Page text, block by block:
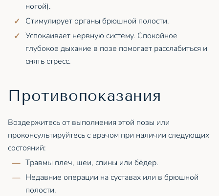
ногой).
Стимулирует органы брюшной полости.
Успокаивает нервную систему. Спокойное
глубокое дыхание в позе помогает расслабиться и
снять стресс.
Противопоказания
Воздержитесь от выполнения этой позы или
проконсультируйтесь с врачом при наличии следующих
состояний:
Травмы плеч, шеи, спины или бёдер.
Недавние операции на суставах или в брюшной
полости.